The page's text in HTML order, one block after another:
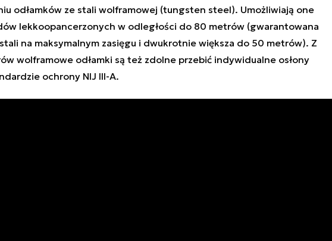
odłamków ze stali wolframowej (tungsten steel). Umożliwiają one
lekkoopancerzonych w odległości do 80 metrów (gwarantowana
na maksymalnym zasięgu i dwukrotnie większa do 50 metrów). Z
wolframowe odłamki są też zdolne przebić indywidualne osłony
ochrony NIJ III-A.